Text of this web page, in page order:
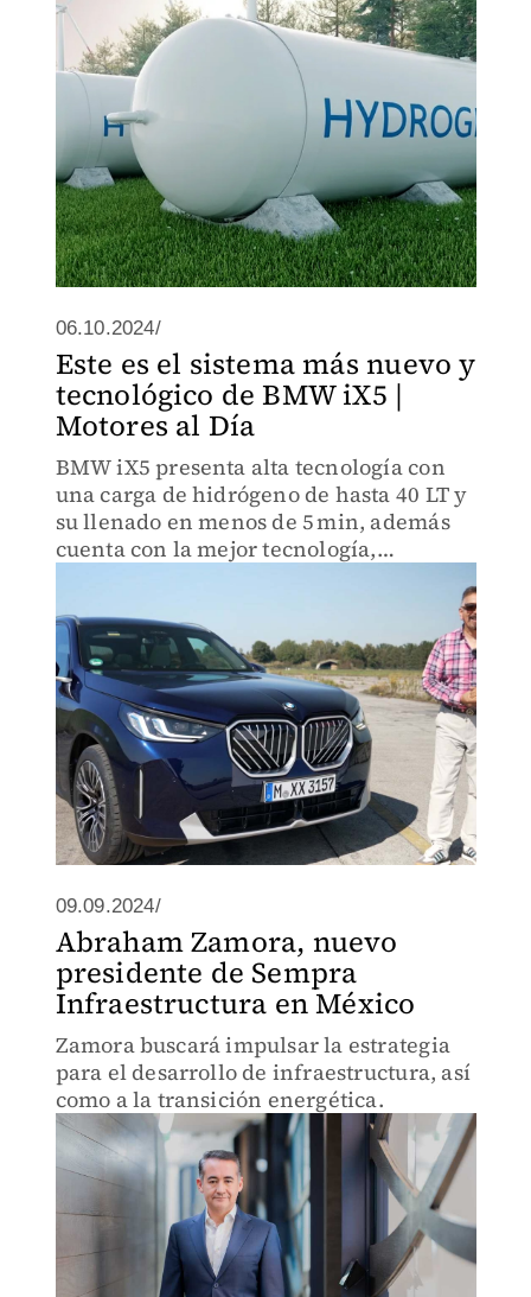
06.10.2024/
Este es el sistema más nuevo y
tecnológico de BMW iX5 |
Motores al Día
BMW iX5 presenta alta tecnología con
una carga de hidrógeno de hasta 40 LT y
su llenado en menos de 5 min, además
cuenta con la mejor tecnología,
09.09.2024/
Abraham Zamora, nuevo
presidente de Sempra
Infraestructura en México
Zamora buscará impulsar la estrategia
para el desarrollo de infraestructura, así
como a la transición energética.